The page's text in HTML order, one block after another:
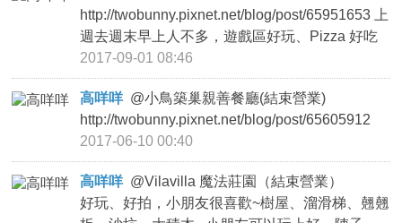
http://twobunny.pixnet.net/blog/post/65951653 上
週去週末早上人不多，遊戲區好玩、Pizza 好吃
2017-09-01 08:46
高咩咩 @小鳥築巢親善餐廳(結束營業)
http://twobunny.pixnet.net/blog/post/65605912
2017-06-10 00:40
高咩咩 @Vilavilla 魔法莊園（結束營業）
好玩、好拍，小朋友很喜歡~樹屋、溜滑梯、翹翹